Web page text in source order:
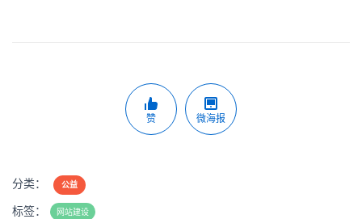
赞 微海报
分类： 公益
标签： 网站建设